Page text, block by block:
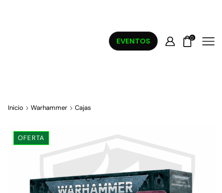
EVENTOS 0
Inicio Warhammer Cajas
OFERTA